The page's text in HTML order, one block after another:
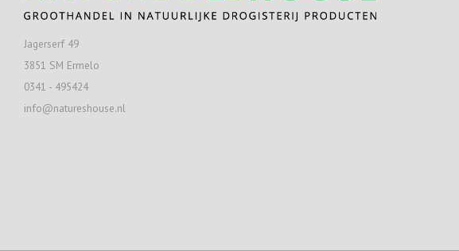
Jagerserf 49
3851 SM Ermelo
0341 - 495424
info@natureshouse.nl